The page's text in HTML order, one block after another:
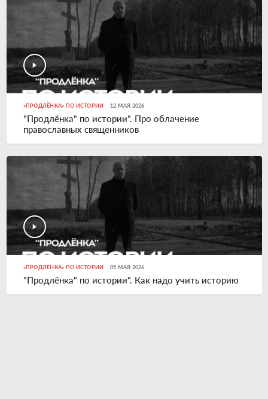
«ПРОДЛЁНКА» ПО ИСТОРИИ 12 МАЯ 2026
"Продлёнка" по истории". Про облачение
православных священников
«ПРОДЛЁНКА» ПО ИСТОРИИ 05 МАЯ 2026
"Продлёнка" по истории". Как надо учить историю